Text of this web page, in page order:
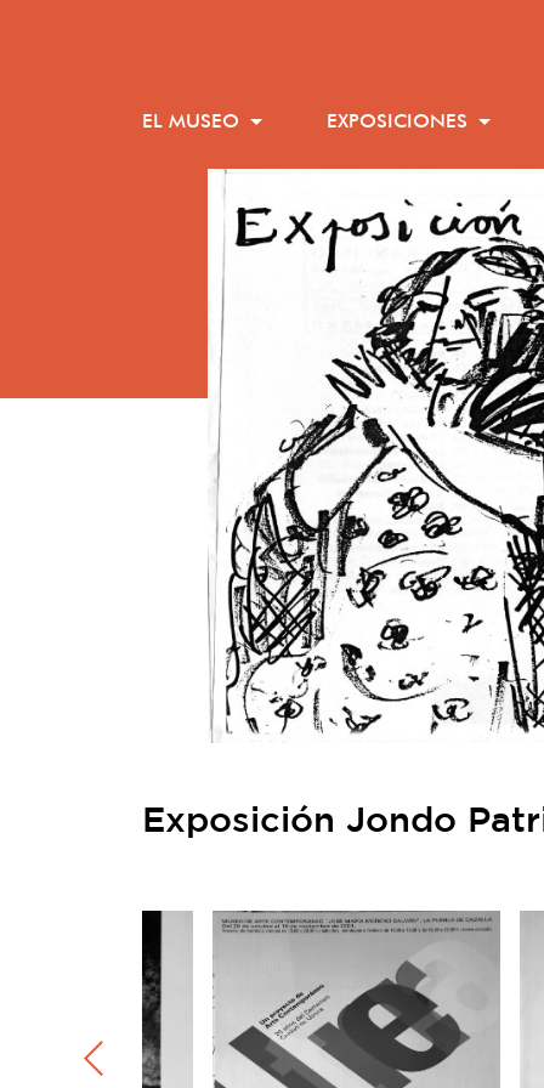
EL MUSEO EXPOSICIONES
Exposición Jondo